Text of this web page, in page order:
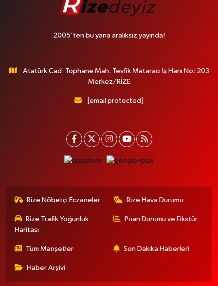
2005'ten bu yana aralıksız yayında!
Atatürk Cad. Tophane Mah. Tevfik Mataracı İş Hanı No: 203
Merkez/RİZE
[email protected]
Rize Nöbetçi Eczaneler Rize Hava Durumu
Rize Trafik Yoğunluk
Haritası
Puan Durumu ve Fikstür
Tüm Manşetler Son Dakika Haberleri
Haber Arşivi